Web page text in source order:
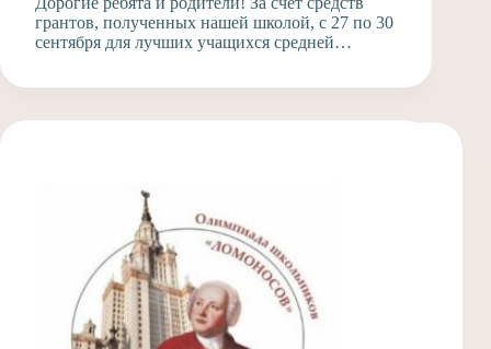
грантов, полученных нашей школой, с 27 по 30
сентября для лучших учащихся средней…